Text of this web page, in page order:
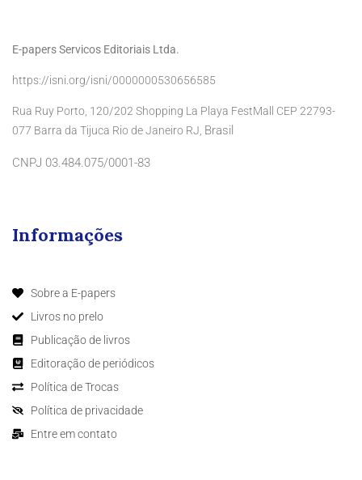
E-papers Servicos Editoriais Ltda.
https://isni.org/isni/0000000530656585
Rua Ruy Porto, 120/202 Shopping La Playa FestMall CEP 22793-
077 Barra da Tijuca Rio de Janeiro RJ, Brasil
CNPJ 03.484.075/0001-83
Informações
Sobre a E-papers
Livros no prelo
Publicação de livros
Editoração de periódicos
Política de Trocas
Política de privacidade
Entre em contato